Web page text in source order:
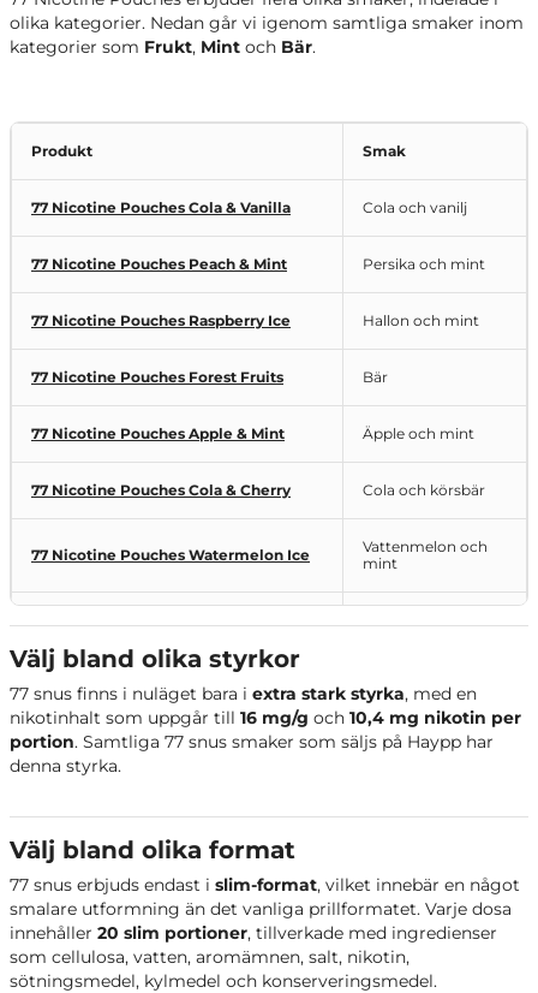
olika kategorier. Nedan går vi igenom samtliga smaker inom
kategorier som Frukt, Mint och Bär.
Produkt Smak
77 Nicotine Pouches Cola & Vanilla Cola och vanilj
77 Nicotine Pouches Peach & Mint Persika och mint
77 Nicotine Pouches Raspberry Ice Hallon och mint
77 Nicotine Pouches Forest Fruits Bär
77 Nicotine Pouches Apple & Mint Äpple och mint
77 Nicotine Pouches Cola & Cherry Cola och körsbär
77 Nicotine Pouches Watermelon Ice
Vattenmelon och
mint
77 Nicotine Pouches VB Edition Arctic
Berry
Skogsbär
77 Nicotine Pouches Raspberry &
Vanilla
Hallon och vanilj
Citrus och tropisk
77 Nicotine Pouches Peppermint Pepparmint
77 Nicotine Pouches VB Edition
Spearmint
Spearmint
Välj bland olika styrkor
77 snus finns i nuläget bara i extra stark styrka, med en
nikotinhalt som uppgår till 16 mg/g och 10,4 mg nikotin per
portion. Samtliga 77 snus smaker som säljs på Haypp har
denna styrka.
Välj bland olika format
77 snus erbjuds endast i slim-format, vilket innebär en något
smalare utformning än det vanliga prillformatet. Varje dosa
innehåller 20 slim portioner, tillverkade med ingredienser
som cellulosa, vatten, aromämnen, salt, nikotin,
sötningsmedel, kylmedel och konserveringsmedel.